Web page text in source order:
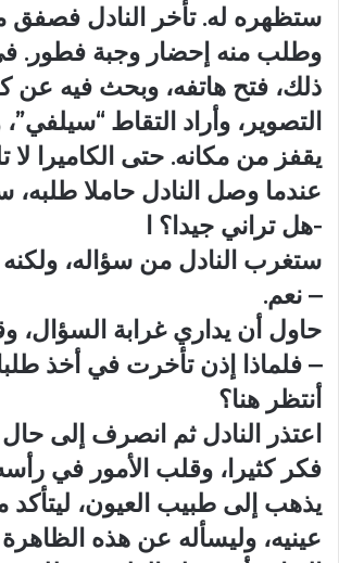
ستظهره له. تأخر النادل فصفق
وطلب منه إحضار وجبة فطور.
ذلك، فتح هاتفه، وبحث فيه عن
التصوير، وأراد التقاط “سيلفي”،
يقفز من مكانه. حتى الكاميرا لا
عندما وصل النادل حاملا طلبه،
-هل تراني جيدا؟ ا
ستغرب النادل من سؤاله، ولكنه
– نعم.
حاول أن يداري غرابة السؤال،
– فلماذا إذن تأخرت في أخذ
أنتظر هنا؟
اعتذر النادل ثم انصرف إلى
فكر كثيرا، وقلب الأمور في
يذهب إلى طبيب العيون،
عينيه، وليسأله عن هذه